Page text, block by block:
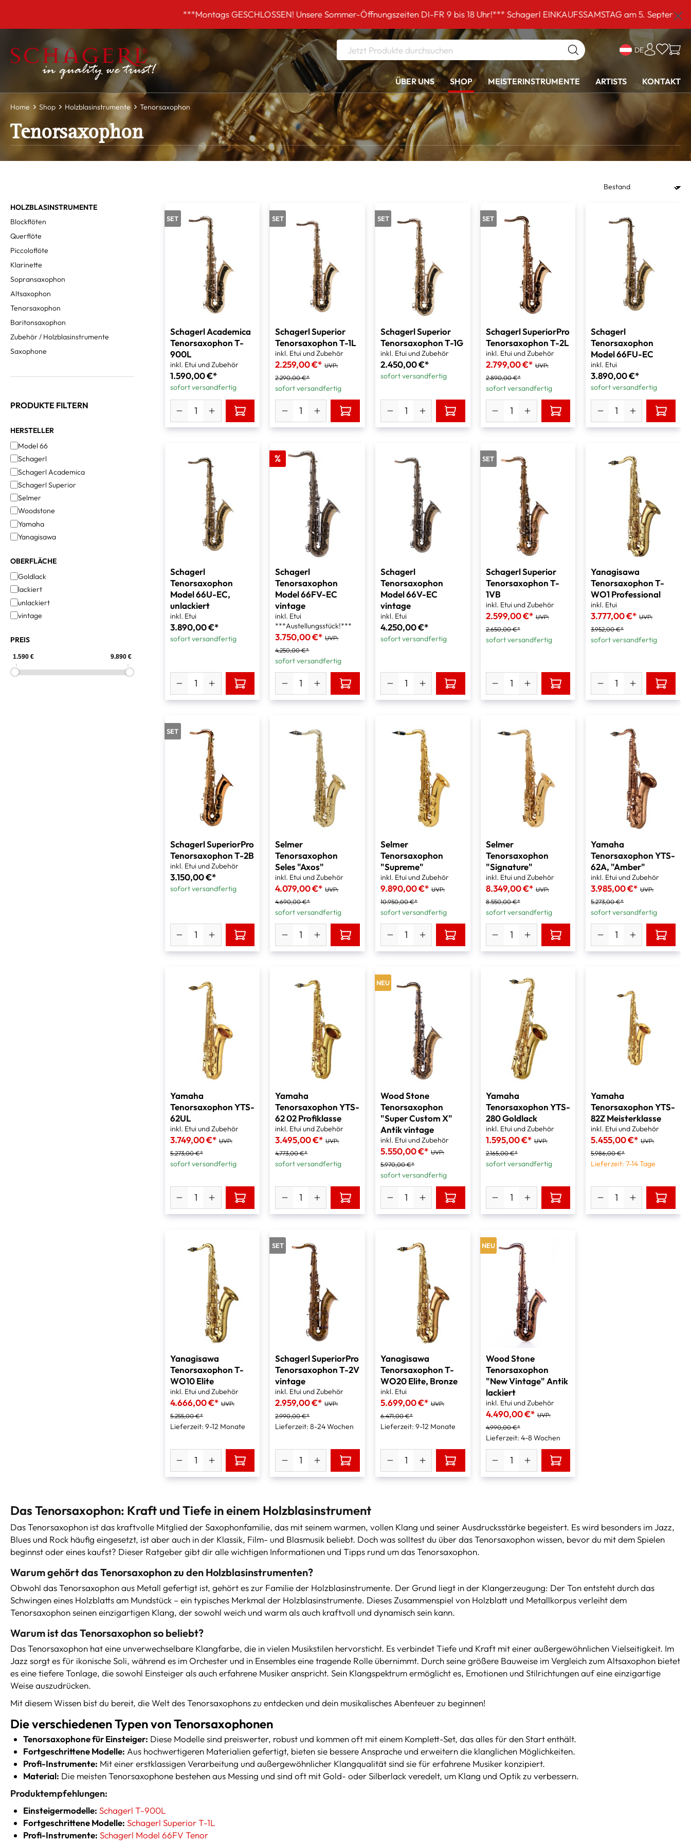
***Montags GESCHLOSSEN! Unsere Sommer-Öffnungszeiten DI-FR 9 bis 18 Uhr!*** Schagerl EINKAUFSSAMSTAG am 5. September von 9 bis 16 Uhr!***
DE
ÜBER UNS SHOP MEISTERINSTRUMENTE ARTISTS KONTAKT
Home Shop Holzblasinstrumente Tenorsaxophon
Tenorsaxophon
HOLZBLASINSTRUMENTE
Blockflöten
Querflöte
Piccoloflöte
Klarinette
Sopransaxophon
Altsaxophon
Tenorsaxophon
Baritonsaxophon
Zubehör / Holzblasinstrumente
Saxophone
PRODUKTE FILTERN
HERSTELLER
Model 66
Schagerl
Schagerl Academica
Schagerl Superior
Selmer
Woodstone
Yamaha
Yanagisawa
OBERFLÄCHE
Goldlack
lackiert
unlackiert
vintage
PREIS
SET
Schagerl Academica
Tenorsaxophon T-
900L
inkl. Etui und Zubehör
1.590,00 €*
sofort versandfertig
SET
Schagerl Superior
Tenorsaxophon T-1L
inkl. Etui und Zubehör
2.259,00 €* UVP:
2.290,00 €*
sofort versandfertig
SET
Schagerl Superior
Tenorsaxophon T-1G
inkl. Etui und Zubehör
2.450,00 €*
sofort versandfertig
SET
Schagerl SuperiorPro
Tenorsaxophon T-2L
inkl. Etui und Zubehör
2.799,00 €* UVP:
2.890,00 €*
sofort versandfertig
Schagerl
Tenorsaxophon
Model 66FU-EC
inkl. Etui
3.890,00 €*
sofort versandfertig
Schagerl
Tenorsaxophon
Model 66U-EC,
unlackiert
inkl. Etui
3.890,00 €*
sofort versandfertig
%
Schagerl
Tenorsaxophon
Model 66FV-EC
vintage
inkl. Etui
***Austellungsstück!***
3.750,00 €* UVP:
4.250,00 €*
sofort versandfertig
Schagerl
Tenorsaxophon
Model 66V-EC
vintage
inkl. Etui
4.250,00 €*
sofort versandfertig
SET
Schagerl Superior
Tenorsaxophon T-
1VB
inkl. Etui und Zubehör
2.599,00 €* UVP:
2.650,00 €*
sofort versandfertig
Yanagisawa
Tenorsaxophon T-
WO1 Professional
inkl. Etui
3.777,00 €* UVP:
3.952,00 €*
sofort versandfertig
SET
Schagerl SuperiorPro
Tenorsaxophon T-2B
inkl. Etui und Zubehör
3.150,00 €*
sofort versandfertig
Selmer
Tenorsaxophon
Seles "Axos"
inkl. Etui und Zubehör
4.079,00 €* UVP:
4.690,00 €*
sofort versandfertig
Selmer
Tenorsaxophon
"Supreme"
inkl. Etui und Zubehör
9.890,00 €* UVP:
10.950,00 €*
sofort versandfertig
Selmer
Tenorsaxophon
"Signature"
inkl. Etui und Zubehör
8.349,00 €* UVP:
8.550,00 €*
sofort versandfertig
Yamaha
Tenorsaxophon YTS-
62A, "Amber"
inkl. Etui und Zubehör
3.985,00 €* UVP:
5.273,00 €*
sofort versandfertig
Yamaha
Tenorsaxophon YTS-
62UL
inkl. Etui und Zubehör
3.749,00 €* UVP:
5.273,00 €*
sofort versandfertig
Yamaha
Tenorsaxophon YTS-
62 02 Profiklasse
inkl. Etui und Zubehör
3.495,00 €* UVP:
4.773,00 €*
sofort versandfertig
NEU
Wood Stone
Tenorsaxophon
"Super Custom X"
Antik vintage
inkl. Etui und Zubehör
5.550,00 €* UVP:
5.970,00 €*
sofort versandfertig
Yamaha
Tenorsaxophon YTS-
280 Goldlack
inkl. Etui und Zubehör
1.595,00 €* UVP:
2.165,00 €*
sofort versandfertig
Yamaha
Tenorsaxophon YTS-
82Z Meisterklasse
inkl. Etui und Zubehör
5.455,00 €* UVP:
5.986,00 €*
Lieferzeit: 7-14 Tage
Yanagisawa
Tenorsaxophon T-
WO10 Elite
inkl. Etui und Zubehör
4.666,00 €* UVP:
5.255,00 €*
Lieferzeit: 9-12 Monate
SET
Schagerl SuperiorPro
Tenorsaxophon T-2V
vintage
inkl. Etui und Zubehör
2.959,00 €* UVP:
2.990,00 €*
Lieferzeit: 8-24 Wochen
Yanagisawa
Tenorsaxophon T-
WO20 Elite, Bronze
inkl. Etui
5.699,00 €* UVP:
6.471,00 €*
Lieferzeit: 9-12 Monate
NEU
Wood Stone
Tenorsaxophon
"New Vintage" Antik
lackiert
inkl. Etui und Zubehör
4.490,00 €* UVP:
4.990,00 €*
Lieferzeit: 4-8 Wochen
Das Tenorsaxophon: Kraft und Tiefe in einem Holzblasinstrument
Das Tenorsaxophon ist das kraftvolle Mitglied der Saxophonfamilie, das mit seinem warmen, vollen Klang und seiner Ausdrucksstärke begeistert. Es wird besonders im Jazz,
Blues und Rock häufig eingesetzt, ist aber auch in der Klassik, Film- und Blasmusik beliebt. Doch was solltest du über das Tenorsaxophon wissen, bevor du mit dem Spielen
beginnst oder eines kaufst? Dieser Ratgeber gibt dir alle wichtigen Informationen und Tipps rund um das Tenorsaxophon.
Warum gehört das Tenorsaxophon zu den Holzblasinstrumenten?
Obwohl das Tenorsaxophon aus Metall gefertigt ist, gehört es zur Familie der Holzblasinstrumente. Der Grund liegt in der Klangerzeugung: Der Ton entsteht durch das
Schwingen eines Holzblatts am Mundstück – ein typisches Merkmal der Holzblasinstrumente. Dieses Zusammenspiel von Holzblatt und Metallkorpus verleiht dem
Tenorsaxophon seinen einzigartigen Klang, der sowohl weich und warm als auch kraftvoll und dynamisch sein kann.
Warum ist das Tenorsaxophon so beliebt?
Das Tenorsaxophon hat eine unverwechselbare Klangfarbe, die in vielen Musikstilen hervorsticht. Es verbindet Tiefe und Kraft mit einer außergewöhnlichen Vielseitigkeit. Im
Jazz sorgt es für ikonische Soli, während es im Orchester und in Ensembles eine tragende Rolle übernimmt. Durch seine größere Bauweise im Vergleich zum Altsaxophon bietet
es eine tiefere Tonlage, die sowohl Einsteiger als auch erfahrene Musiker anspricht. Sein Klangspektrum ermöglicht es, Emotionen und Stilrichtungen auf eine einzigartige
Weise auszudrücken.
Mit diesem Wissen bist du bereit, die Welt des Tenorsaxophons zu entdecken und dein musikalisches Abenteuer zu beginnen!
Die verschiedenen Typen von Tenorsaxophonen
Tenorsaxophone für Einsteiger: Diese Modelle sind preiswerter, robust und kommen oft mit einem Komplett-Set, das alles für den Start enthält.
Fortgeschrittene Modelle: Aus hochwertigeren Materialien gefertigt, bieten sie bessere Ansprache und erweitern die klanglichen Möglichkeiten.
Profi-Instrumente: Mit einer erstklassigen Verarbeitung und außergewöhnlicher Klangqualität sind sie für erfahrene Musiker konzipiert.
Material: Die meisten Tenorsaxophone bestehen aus Messing und sind oft mit Gold- oder Silberlack veredelt, um Klang und Optik zu verbessern.
Produktempfehlungen:
Einsteigermodelle: Schagerl T-900L
Fortgeschrittene Modelle: Schagerl Superior T-1L
Profi-Instrumente: Schagerl Model 66FV Tenor